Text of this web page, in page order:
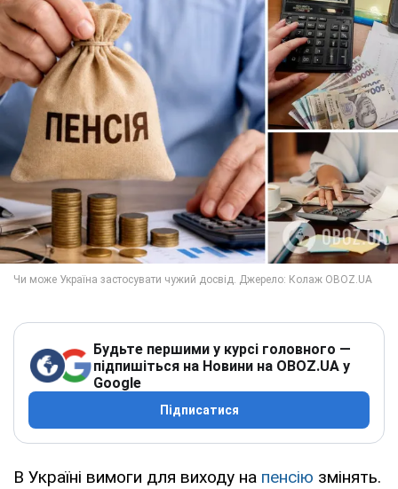
Будьте першими у курсі головного —
підпишіться на Новини на OBOZ.UA у
Google
Підписатися
В Україні вимоги для виходу на пенсію змінять.